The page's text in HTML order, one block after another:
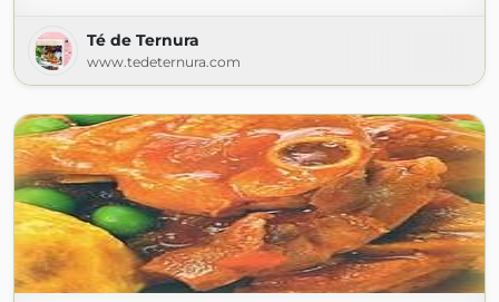
Té de Ternura
www.tedeternura.com